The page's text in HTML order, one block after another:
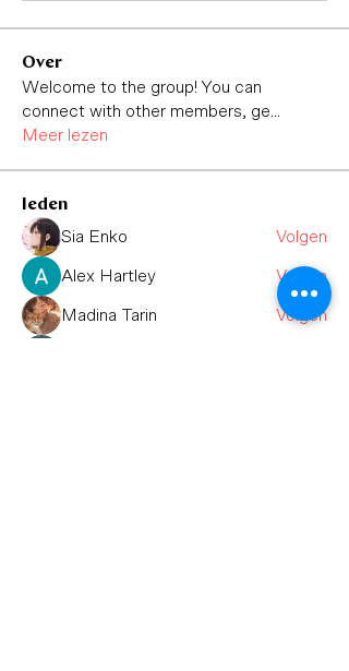
Over
Welcome to the group! You can
connect with other members, ge...
Meer lezen
leden
Sia Enko
Volgen
Alex Hartley Volgen
Madina Tarin Volgen